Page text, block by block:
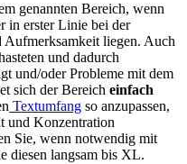
genannten Bereich, wenn
in erster Linie bei der
liegen. Auch
und dadurch
und/oder Probleme mit dem
sich der Bereich einfach
Textumfang so anzupassen,
und Konzentration
Sie, wenn notwendig mit
diesen langsam bis XL.